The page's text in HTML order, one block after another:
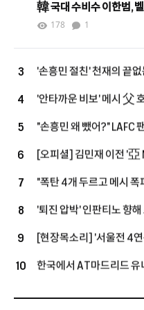
韓 국대 수비수 이한범,
뒤집었다…"처음부터 끝까
178 1
3
'손흥민 절친' 천재의 끝
2부에서 '마지막 부활' 노
4
'안타까운 비보' 메시 父
5
"손흥민 왜 뺐어?" LAFC
6
[오피셜] 김민재 이전 '亞
7
"폭탄 4개 두르고 메시
8
'퇴진 압박' 인판티노 향
9
[현장목소리] '서울전 4
10
한국에서 AT마드리드 유